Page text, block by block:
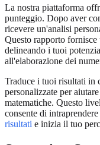
La nostra piattaforma
punteggio. Dopo aver
ricevere un'analisi
Questo rapporto fornisce
delineando i tuoi
all'elaborazione dei
Traduce i tuoi risultati in
personalizzate per
matematiche. Questo
consente di
risultati e inizia il tuo